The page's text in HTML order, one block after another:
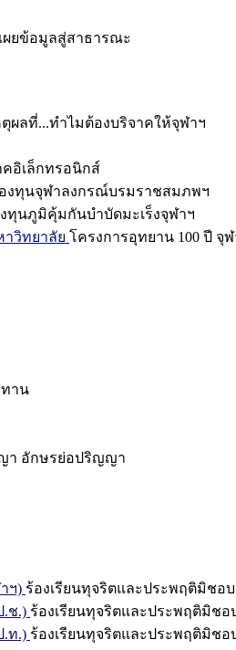
ผยข้อมูลสู่สาธารณะ
ตุผลที่...ทำไมต้องบริจาคให้จุฬาฯ
คอิเล็กทรอนิกส์
งทุนจุฬาลงกรณ์บรมราชสมภพฯ
ทุนภูมิคุ้มกันบำบัดมะเร็งจุฬาฯ
าวิทยาลัย โครงการอุทยาน 100 ปี จุ
ทาน
า อักษรย่อปริญญา
ฯ) ร้องเรียนทุจริตและประพฤติมิชอ
.ช.) ร้องเรียนทุจริตและประพฤติมิชอ
.ท.) ร้องเรียนทุจริตและประพฤติมิชอ